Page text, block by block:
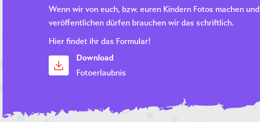
Wenn wir von euch, bzw. euren Kindern Fotos machen und
veröffentlichen dürfen brauchen wir das schriftlich.
Hier findet ihr das Formular!
Download
Fotoerlaubnis